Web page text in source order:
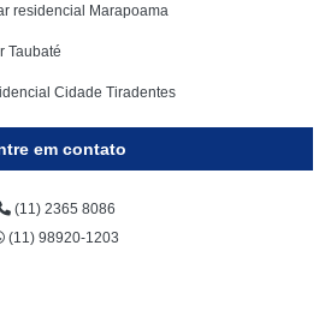
residencial Marapoama
Taubaté
Cidade Tiradentes
fotovoltaica Vila Buarque
em contato
(11) 2365 8086
(11) 98920-1203